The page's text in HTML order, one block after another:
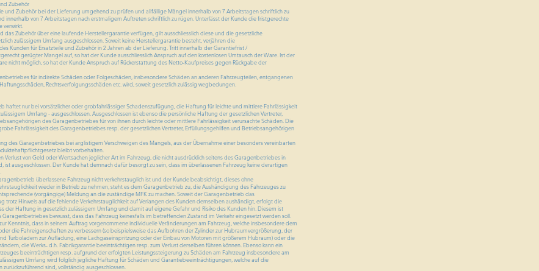
Zubehör
und Zubehör bei der Lieferung umgehend zu prüfen und allfällige Mängel innerhalb von 7 Arbeitstagen schriftlich zu
innerhalb von 7 Arbeitstagen nach erstmaligem Auftreten schriftlich zu rügen. Unterlässt der Kunde die fristgerechte
verwirkt.
das Zubehör über eine laufende Herstellergarantie verfügen, gilt ausschliesslich diese und die gesetzliche
zulässigem Umfang ausgeschlossen. Soweit keine Herstellergarantie besteht, verjähren die
Kunden für Ersatzteile und Zubehör in 2 Jahren ab der Lieferung. Tritt innerhalb der Garantiefrist /
gerügter Mangel auf, so hat der Kunde ausschliesslich Anspruch auf den kostenlosen Umtausch der Ware. Ist der
nicht möglich, so hat der Kunde Anspruch auf Rückerstattung des Netto-Kaufpreises gegen Rückgabe der
für indirekte Schäden oder Folgeschäden, insbesondere Schäden an anderen Fahrzeugteilen, entgangenen
Rechtsverfolgungsschäden etc. wird, soweit gesetzlich zulässig wegbedungen.
nur bei vorsätzlicher oder grobfahrlässiger Schadenszufügung, die Haftung für leichte und mittlere Fahrlässigkeit
Umfang - ausgeschlossen. Ausgeschlossen ist ebenso die persönliche Haftung der gesetzlichen Vertreter,
des Garagenbetriebes für von ihnen durch leichte oder mittlere Fahrlässigkeit verursachte Schäden. Die
Fahrlässigkeit des Garagenbetriebes resp. der gesetzlichen Vertreter, Erfüllungsgehilfen und Betriebsangehörigen
Garagenbetriebes bei arglistigem Verschweigen des Mangels, aus der Übernahme einer besonders vereinbarten
bleibt vorbehalten.
von Geld oder Wertsachen jeglicher Art im Fahrzeug, die nicht ausdrücklich seitens des Garagenbetriebes in
ist ausgeschlossen. Der Kunde hat demnach dafür besorgt zu sein, dass im überlassenen Fahrzeug keine derartigen
überlassene Fahrzeug nicht verkehrstauglich ist und der Kunde beabsichtigt, dieses ohne
wieder in Betrieb zu nehmen, steht es dem Garagenbetrieb zu, die Aushändigung des Fahrzeuges zu
(vorgängige) Meldung an die zuständige MFK zu machen. Soweit der Garagenbetrieb das
trotz Hinweis auf die fehlende Verkehrstauglichkeit auf Verlangen des Kunden demselben aushändigt, erfolgt die
der Haftung in gesetzlich zulässigem Umfang und damit auf eigene Gefahr und Risiko des Kunden hin. Diesem ist
bewusst, dass das Fahrzeug keinesfalls im betreffenden Zustand im Verkehr eingesetzt werden soll.
dass in seinem Auftrag vorgenommene individuelle Veränderungen am Fahrzeug, welche insbesondere dem
die Fahreigenschaften zu verbessern (so beispielsweise das Aufbohren der Zylinder zur Hubraumvergrößerung, der
Turboladern zur Aufladung, eine Lachgaseinspritzung oder der Einbau von Motoren mit größerem Hubraum) oder die
die Werks- d.h. Fabrikgarantie beeinträchtigen resp. zum Verlust derselben führen können. Ebenso kann ein
beeinträchtigen resp. aufgrund der erfolgten Leistungssteigerung zu Schäden am Fahrzeug insbesondere am
Umfang wird folglich jegliche Haftung für Schäden und Garantiebeeinträchtigungen, welche auf die
zurückzuführend sind, vollständig ausgeschlossen.